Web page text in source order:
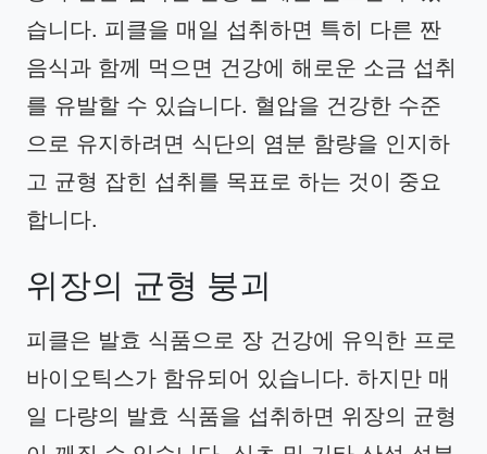
습니다. 피클을 매일 섭취하면 특히 다른 짠
음식과 함께 먹으면 건강에 해로운 소금 섭취
를 유발할 수 있습니다. 혈압을 건강한 수준
으로 유지하려면 식단의 염분 함량을 인지하
고 균형 잡힌 섭취를 목표로 하는 것이 중요
합니다.
위장의 균형 붕괴
피클은 발효 식품으로 장 건강에 유익한 프로
바이오틱스가 함유되어 있습니다. 하지만 매
일 다량의 발효 식품을 섭취하면 위장의 균형